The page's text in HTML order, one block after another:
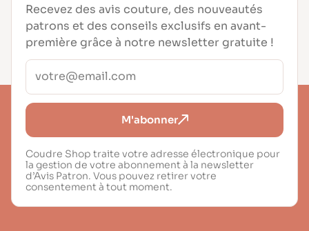
Recevez des avis couture, des nouveautés
patrons et des conseils exclusifs en avant-
première grâce à notre newsletter gratuite !
M'abonner
Coudre Shop traite votre adresse électronique pour
la gestion de votre abonnement à la newsletter
d’Avis Patron. Vous pouvez retirer votre
consentement à tout moment.